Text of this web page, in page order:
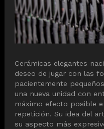
Cerámicas elegantes
deseo de jugar con las
pacientemente
una nueva unidad con
máximo efecto posible
repetición. Su idea del
su aspecto más